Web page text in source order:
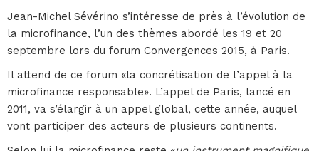
Jean-Michel Sévérino s’intéresse de près à l’évolution de
la microfinance, l’un des thèmes abordé les 19 et 20
septembre lors du forum Convergences 2015, à Paris.
Il attend de ce forum «la concrétisation de l’appel à la
microfinance responsable». L’appel de Paris, lancé en
2011, va s’élargir à un appel global, cette année, auquel
vont participer des acteurs de plusieurs continents.